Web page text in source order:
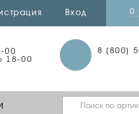
00
18-00
8 (800)
Вход 0